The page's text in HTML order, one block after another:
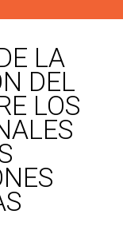
DEL
LOS